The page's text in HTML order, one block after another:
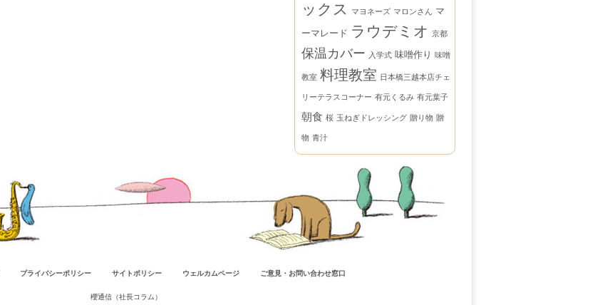
ックス
マヨネーズ マロンさん マ
ーマレード ラウデミオ 京都
保温カバー 入学式 味噌作り 味噌
教室 料理教室 日本橋三越本店チェ
リーテラスコーナー 有元くるみ 有元葉子
朝食 桜 玉ねぎドレッシング 贈り物 贈
物 青汁
プライバシーポリシー サイトポリシー ウェルカムページ ご意見・お問い合わせ窓口
櫻通信（社長コラム）